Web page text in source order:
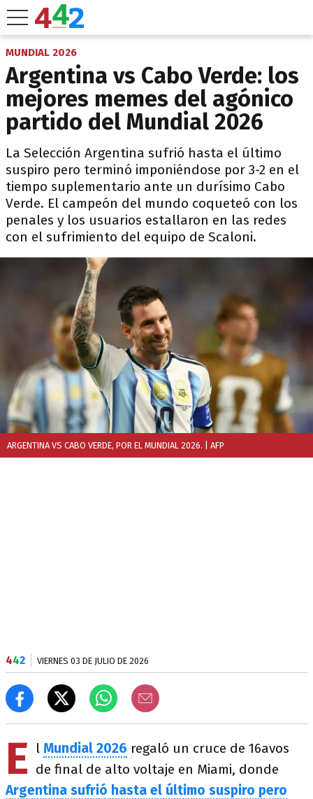
MUNDIAL 2026
Argentina vs Cabo Verde: los
mejores memes del agónico
partido del Mundial 2026
La Selección Argentina sufrió hasta el último
suspiro pero terminó imponiéndose por 3-2 en el
tiempo suplementario ante un durísimo Cabo
Verde. El campeón del mundo coqueteó con los
penales y los usuarios estallaron en las redes
con el sufrimiento del equipo de Scaloni.
ARGENTINA VS CABO VERDE, POR EL MUNDIAL 2026. | AFP
442 VIERNES 03 DE JULIO DE 2026
E l Mundial 2026 regaló un cruce de 16avos
de final de alto voltaje en Miami, donde
Argentina sufrió hasta el último suspiro pero